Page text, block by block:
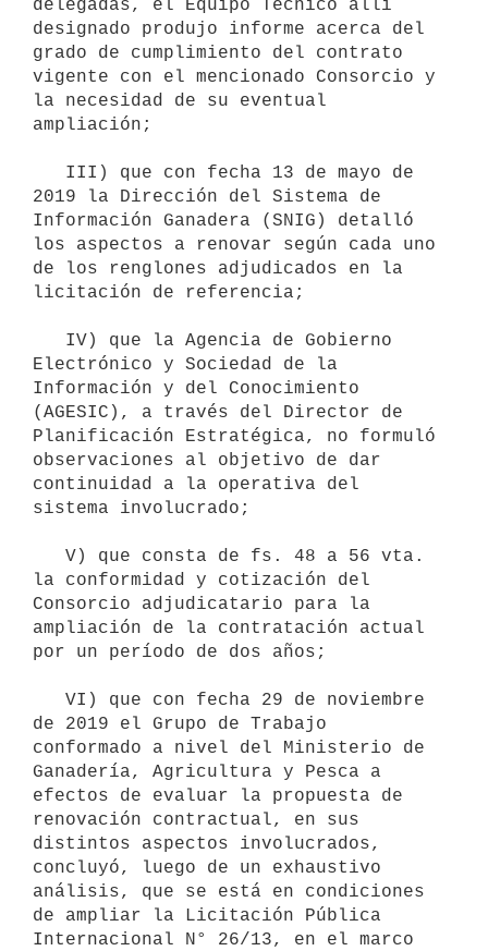
delegadas, el Equipo Técnico allí
designado produjo informe acerca del
grado de cumplimiento del contrato
vigente con el mencionado Consorcio y
la necesidad de su eventual
ampliación;
2019 la Dirección del Sistema de
Información Ganadera (SNIG) detalló
los aspectos a renovar según cada uno
de los renglones adjudicados en la
licitación de referencia;
Electrónico y Sociedad de la
Información y del Conocimiento
(AGESIC), a través del Director de
Planificación Estratégica, no formuló
observaciones al objetivo de dar
continuidad a la operativa del
sistema involucrado;
la conformidad y cotización del
Consorcio adjudicatario para la
ampliación de la contratación actual
por un período de dos años;
de 2019 el Grupo de Trabajo
conformado a nivel del Ministerio de
Ganadería, Agricultura y Pesca a
efectos de evaluar la propuesta de
renovación contractual, en sus
distintos aspectos involucrados,
concluyó, luego de un exhaustivo
análisis, que se está en condiciones
de ampliar la Licitación Pública
Internacional N° 26/13, en el marco